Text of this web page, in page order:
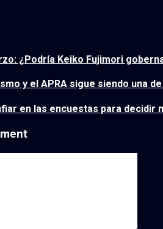
¿Podría Keiko Fujimori
y el APRA sigue siendo una
en las encuestas para decidir